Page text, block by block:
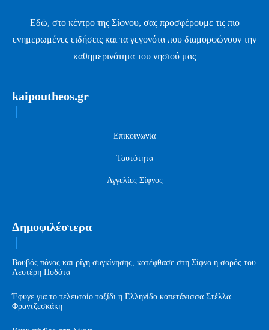
Εδώ, στο κέντρο της Σίφνου, σας προσφέρουμε τις πιο
ενημερωμένες ειδήσεις και τα γεγονότα που διαμορφώνουν την
καθημερινότητα του νησιού μας
kaipoutheos.gr
Επικοινωνία
Ταυτότητα
Αγγελίες Σίφνος
Δημοφιλέστερα
Βουβός πόνος και ρίγη συγκίνησης, κατέφθασε στη Σίφνο η σορός του
Λευτέρη Ποδότα
Έφυγε για το τελευταίο ταξίδι η Ελληνίδα καπετάνισσα Στέλλα
Φραντζεσκάκη